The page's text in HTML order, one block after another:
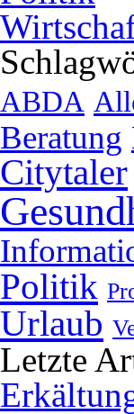
ABDA
Beratung
Citytaler
Politik
Urlaub
Letzte